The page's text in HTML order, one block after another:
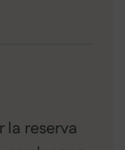
la reserva